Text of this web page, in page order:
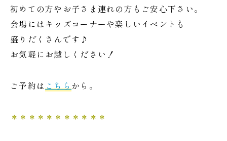
初めての方やお子さま連れの方もご安心下さい。
会場にはキッズコーナーや楽しいイベントも
盛りだくさんです♪
お気軽にお越しください！
ご予約は こちら から。
＊＊＊＊＊＊＊＊＊＊＊